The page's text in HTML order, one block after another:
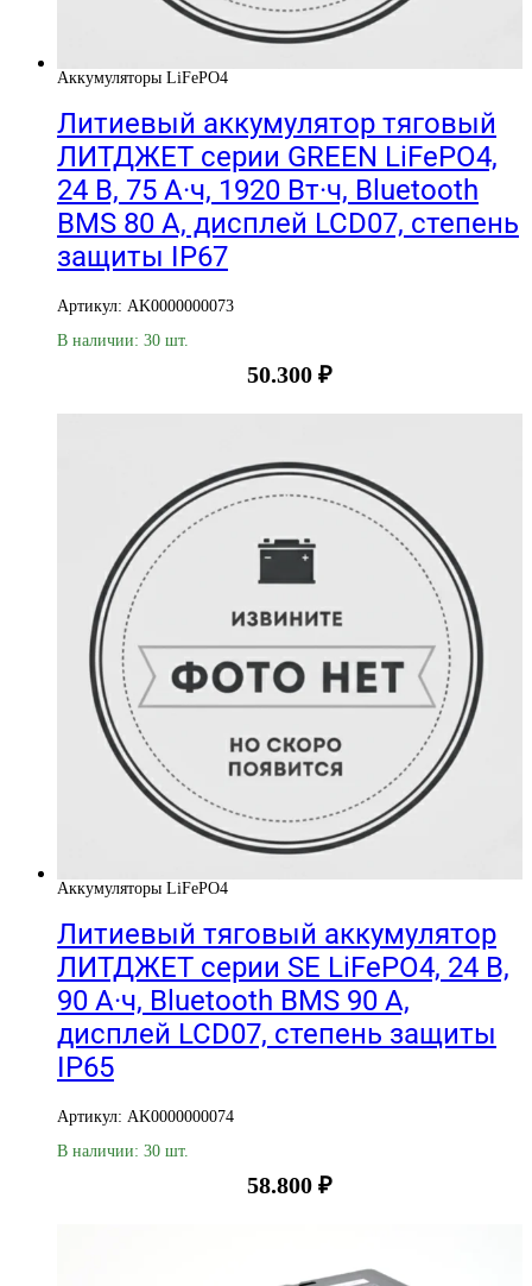
Аккумуляторы LiFePO4
Литиевый аккумулятор тяговый
ЛИТДЖЕТ серии GREEN LiFePO4,
24 В, 75 А·ч, 1920 Вт·ч, Bluetooth
BMS 80 А, дисплей LCD07, степень
защиты IP67
Артикул: AK0000000073
В наличии: 30 шт.
50.300 ₽
Аккумуляторы LiFePO4
Литиевый тяговый аккумулятор
ЛИТДЖЕТ серии SE LiFePO4, 24 В,
90 А·ч, Bluetooth BMS 90 А,
дисплей LCD07, степень защиты
IP65
Артикул: AK0000000074
В наличии: 30 шт.
58.800 ₽